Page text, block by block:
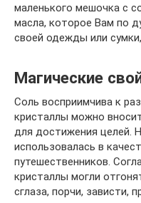
маленького мешочка с
масла, которое Вам по
своей одежды или
Магические
Соль восприимчива к
кристаллы можно
для достижения целей.
использовалась в
путешественников.
кристаллы могли
сглаза, порчи, зависти,